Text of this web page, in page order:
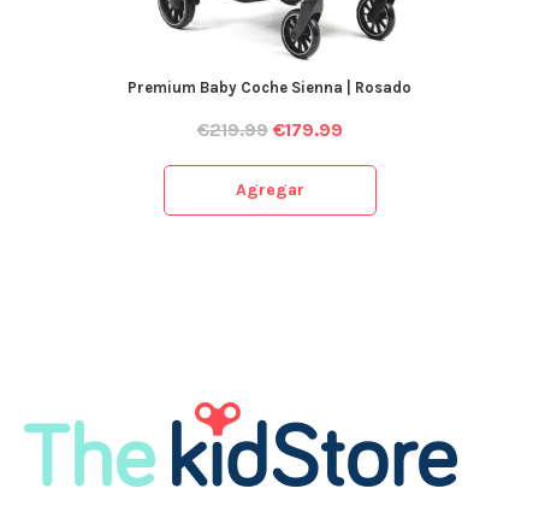
Premium Baby Coche Sienna | Rosado
€219.99 €179.99
Agregar